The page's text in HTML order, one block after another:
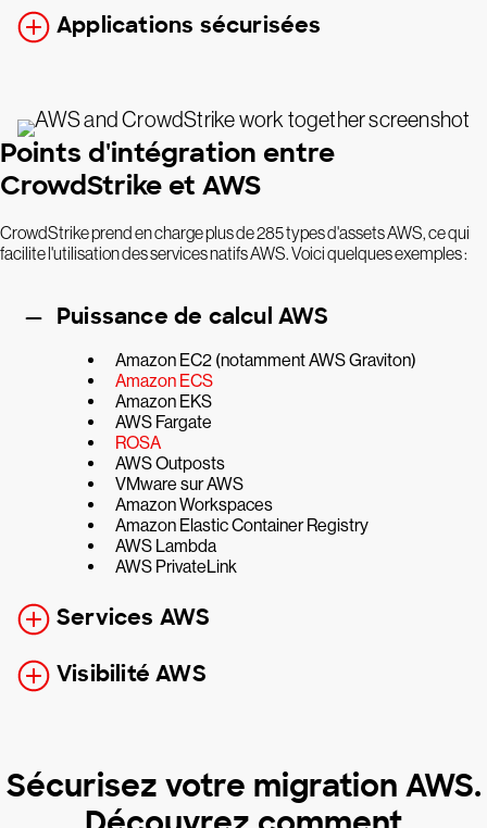
Applications sécurisées
Points d'intégration entre
CrowdStrike et AWS
CrowdStrike prend en charge plus de 285 types d'assets AWS, ce qui
facilite l'utilisation des services natifs AWS. Voici quelques exemples :
Puissance de calcul AWS
Amazon EC2 (notamment AWS Graviton)
Amazon ECS
Amazon EKS
AWS Fargate
ROSA
AWS Outposts
VMware sur AWS
Amazon Workspaces
Amazon Elastic Container Registry
AWS Lambda
AWS PrivateLink
Services AWS
Visibilité AWS
Sécurisez votre migration AWS.